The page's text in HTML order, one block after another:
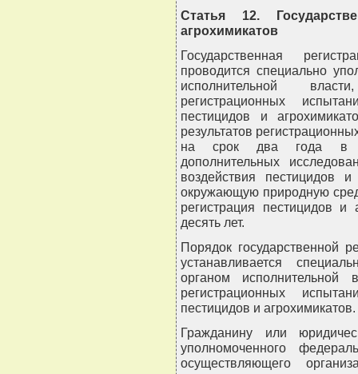
Статья 12.
агрохимикатов
Государственная
проводится специально
исполнительной
регистрационных
пестицидов и
результатов
на срок два года в
дополнительных
воздействия пестицидов
окружающую природную
регистрация пестицидов и
десять лет.
Порядок государственной
устанавливается
органом исполнительной
регистрационных
пестицидов и агрохимикатов.
Гражданину или
уполномоченного
осуществляющего